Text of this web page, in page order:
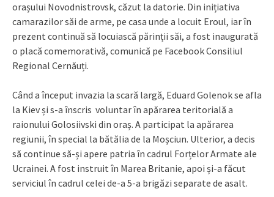
orașului Novodnistrovsk, căzut la datorie. Din inițiativa
camarazilor săi de arme, pe casa unde a locuit Eroul, iar în
prezent continuă să locuiască părinții săi, a fost inaugurată
o placă comemorativă, comunică pe Facebook Consiliul
Regional Cernăuți.
Când a început invazia la scară largă, Eduard Golenok se afla
la Kiev și s-a înscris voluntar în apărarea teritorială a
raionului Golosiivski din oraș. A participat la apărarea
regiunii, în special la bătălia de la Moșciun. Ulterior, a decis
să continue să-și apere patria în cadrul Forțelor Armate ale
Ucrainei. A fost instruit în Marea Britanie, apoi și-a făcut
serviciul în cadrul celei de-a 5-a brigăzi separate de asalt.